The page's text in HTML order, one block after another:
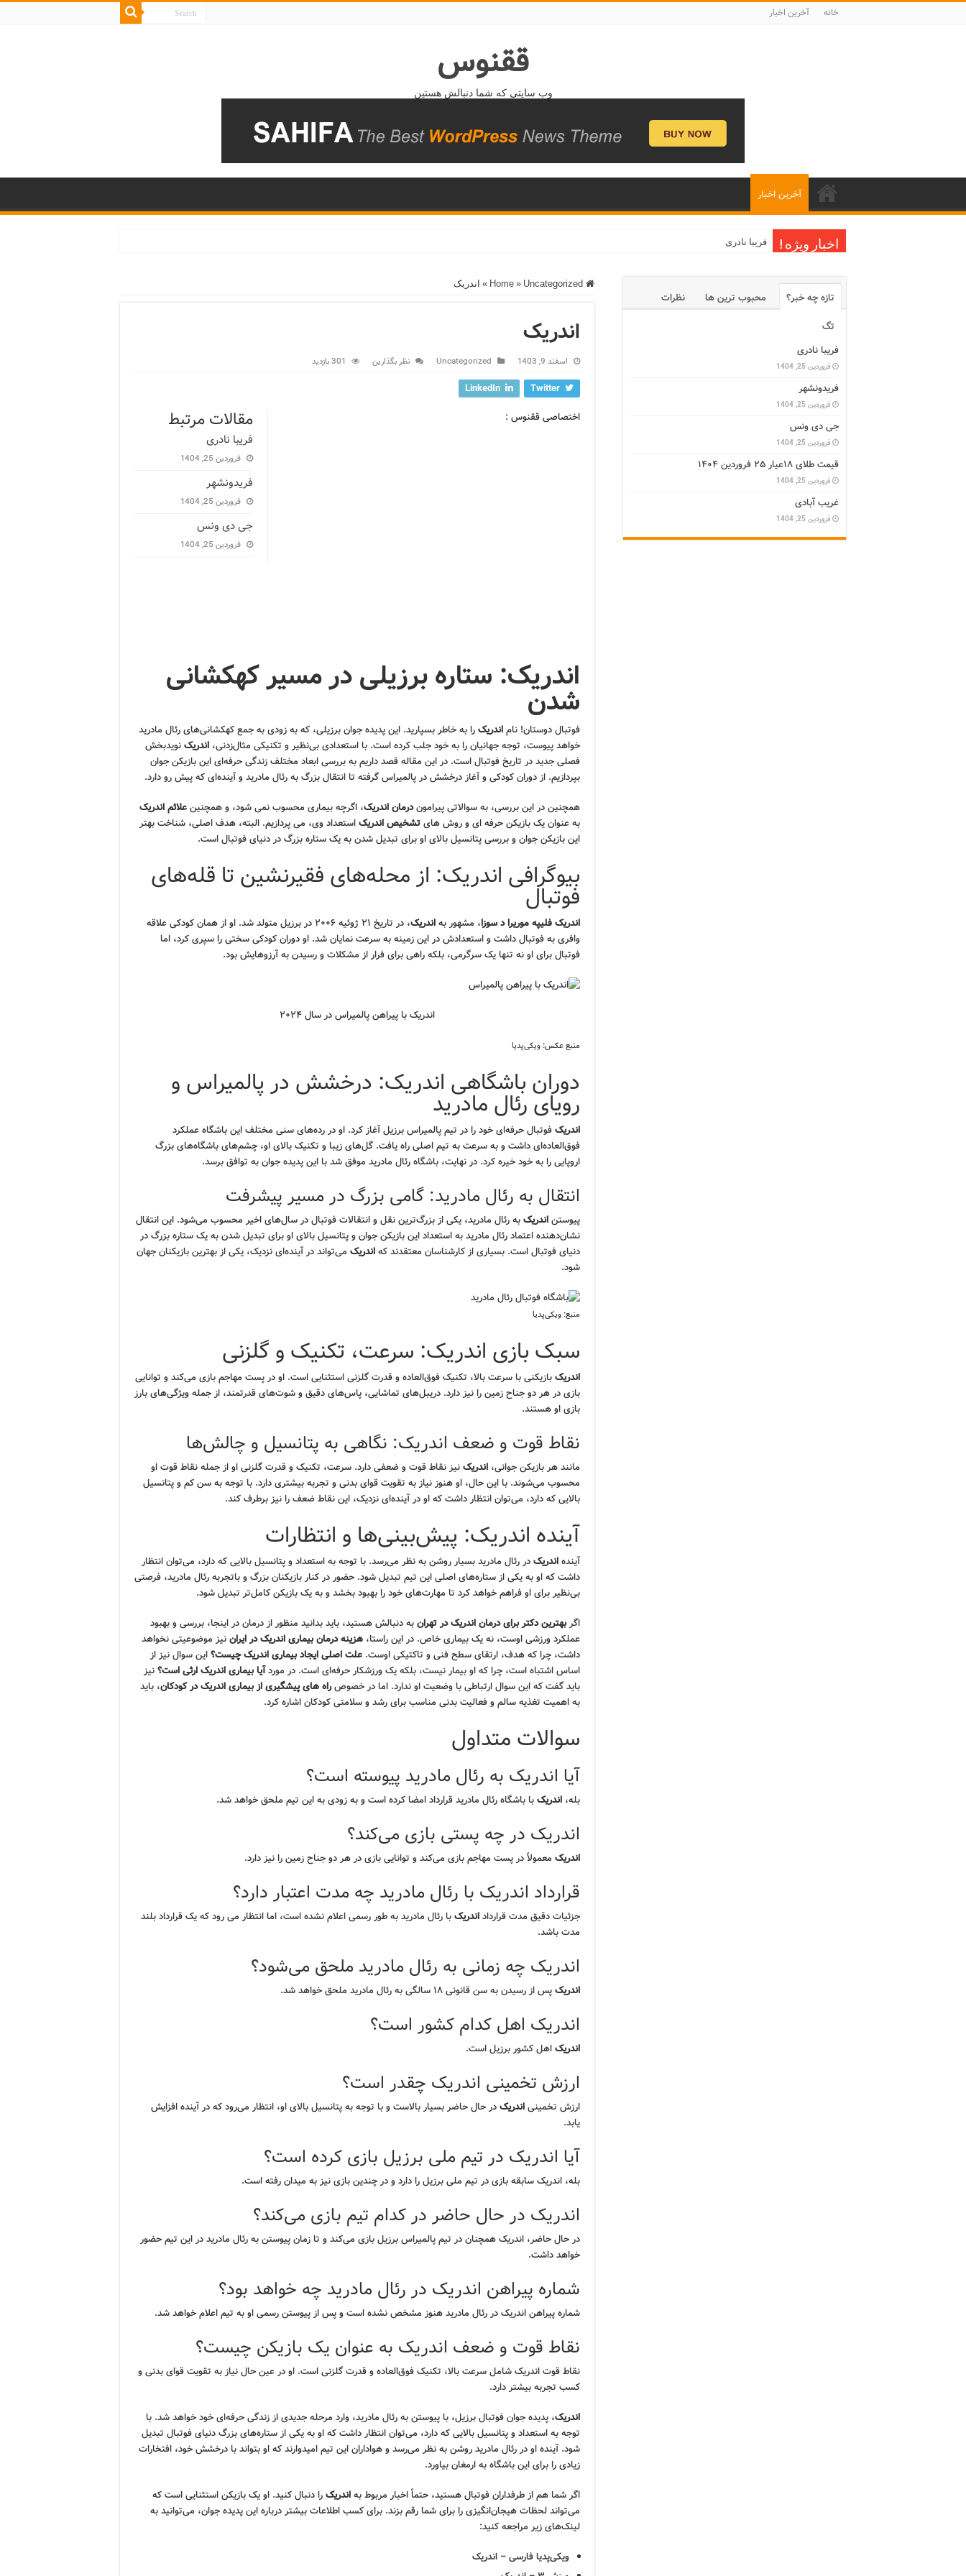
خانه آخرین اخبار
ققنوس
وب سایتی که شما دنبالش هستین
آخرین اخبار
اخبار ویژه ! فریبا نادری
» Uncategorized
» اندریک
اندریک
اسفند 9, 1403 Uncategorized نظر بگذارین 301 بازدید
Twitter
LinkedIn
مقالات مرتبط
فریبا نادری
فروردین 25, 1404
فریدونشهر
فروردین 25, 1404
جی دی ونس
فروردین 25, 1404
اختصاصی ققنوس :
اندریک: ستاره برزیلی در مسیر کهکشانی
شدن
فوتبال دوستان! ناماندریکرا به خاطر بسپارید. این پدیده جوان برزیلی، که به زودی به جمع کهکشانی‌های رئال مادرید
خواهد پیوست، توجه جهانیان را به خود جلب کرده است. با استعدادی بی‌نظیر و تکنیکی مثال‌زدنی، اندریکنویدبخش
فصلی جدید در تاریخ فوتبال است. در این مقاله قصد داریم به بررسی ابعاد مختلف زندگی حرفه‌ای این بازیکن جوان
بپردازیم. از دوران کودکی و آغاز درخشش در پالمیراس گرفته تا انتقال بزرگ به رئال مادرید و آینده‌ای که پیش رو دارد.
همچنین در این بررسی، به سوالاتی پیراموندرمان اندریک، اگرچه بیماری محسوب نمی شود، و همچنینعلائم اندریک
به عنوان یک بازیکن حرفه ای و روش هایتشخیص اندریکاستعداد وی، می پردازیم. البته، هدف اصلی، شناخت بهتر
این بازیکن جوان و بررسی پتانسیل بالای او برای تبدیل شدن به یک ستاره بزرگ در دنیای فوتبال است.
بیوگرافی اندریک: از محله‌های فقیرنشین تا قله‌های
فوتبال
اندریک فلیپه موریرا د سوزا، مشهور بهاندریک
، در تاریخ ۲۱ ژوئیه ۲۰۰۶ در برزیل متولد شد. او از همان کودکی علاقه
وافری به فوتبال داشت و استعدادش در این زمینه به سرعت نمایان شد. او دوران کودکی سختی را سپری کرد، اما
فوتبال برای او نه تنها یک سرگرمی، بلکه راهی برای فرار از مشکلات و رسیدن به آرزوهایش بود.
اندریک با پیراهن پالمیراس در سال ۲۰۲۴
منبع عکس: ویکی‌پدیا
دوران باشگاهی اندریک: درخشش در پالمیراس و
رویای رئال مادرید
اندریکفوتبال حرفه‌ای خود را در تیم پالمیراس برزیل آغاز کرد. او در رده‌های سنی مختلف این باشگاه عملکرد
فوق‌العاده‌ای داشت و به سرعت به تیم اصلی راه یافت. گل‌های زیبا و تکنیک بالای او، چشم‌های باشگاه‌های بزرگ
اروپایی را به خود خیره کرد. در نهایت، باشگاه رئال مادرید موفق شد با این پدیده جوان به توافق برسد.
انتقال به رئال مادرید: گامی بزرگ در مسیر پیشرفت
پیوستناندریکبه رئال مادرید، یکی از بزرگ‌ترین نقل و انتقالات فوتبال در سال‌های اخیر محسوب می‌شود. این انتقال
نشان‌دهنده اعتماد رئال مادرید به استعداد این بازیکن جوان و پتانسیل بالای او برای تبدیل شدن به یک ستاره بزرگ در
دنیای فوتبال است. بسیاری از کارشناسان معتقدند کهاندریک می‌تواند در آینده‌ای نزدیک، یکی از بهترین بازیکنان جهان
شود.
منبع: ویکی‌پدیا
سبک بازی اندریک: سرعت، تکنیک و گلزنی
اندریکبازیکنی با سرعت بالا، تکنیک فوق‌العاده و قدرت گلزنی استثنایی است. او در پست مهاجم بازی می‌کند و توانایی
بازی در هر دو جناح زمین را نیز دارد. دریبل‌های تماشایی، پاس‌های دقیق و شوت‌های قدرتمند، از جمله ویژگی‌های بارز
بازی او هستند.
نقاط قوت و ضعف اندریک: نگاهی به پتانسیل و چالش‌ها
مانند هر بازیکن جوانی، اندریکنیز نقاط قوت و ضعفی دارد. سرعت، تکنیک و قدرت گلزنی او از جمله نقاط قوت او
محسوب می‌شوند. با این حال، او هنوز نیاز به تقویت قوای بدنی و تجربه بیشتری دارد. با توجه به سن کم و پتانسیل
بالایی که دارد، می‌توان انتظار داشت که او در آینده‌ای نزدیک، این نقاط ضعف را نیز برطرف کند.
آینده اندریک: پیش‌بینی‌ها و انتظارات
آیندهاندریکدر رئال مادرید بسیار روشن به نظر می‌رسد. با توجه به استعداد و پتانسیل بالایی که دارد، می‌توان انتظار
داشت که او به یکی از ستاره‌های اصلی این تیم تبدیل شود. حضور در کنار بازیکنان بزرگ و باتجربه رئال مادرید، فرصتی
بی‌نظیر برای او فراهم خواهد کرد تا مهارت‌های خود را بهبود بخشد و به یک بازیکن کامل‌تر تبدیل شود.
اگربهترین دکتر برای درمان اندریک در تهرانبه دنبالش هستید، باید بدانید منظور از درمان در اینجا، بررسی و بهبود
عملکرد ورزشی اوست، نه یک بیماری خاص. در این راستا، هزینه درمان بیماری اندریک در ایراننیز موضوعیتی نخواهد
داشت، چرا که هدف، ارتقای سطح فنی و تاکتیکی اوست. علت اصلی ایجاد بیماری اندریک چیست؟این سوال نیز از
اساس اشتباه است، چرا که او بیمار نیست، بلکه یک ورزشکار حرفه‌ای است. در موردآیا بیماری اندریک ارثی است؟نیز
باید گفت که این سوال ارتباطی با وضعیت او ندارد. اما در خصوصراه های پیشگیری از بیماری اندریک در کودکان، باید
به اهمیت تغذیه سالم و فعالیت بدنی مناسب برای رشد و سلامتی کودکان اشاره کرد.
سوالات متداول
آیا اندریک به رئال مادرید پیوسته است؟
بله، اندریکبا باشگاه رئال مادرید قرارداد امضا کرده است و به زودی به این تیم ملحق خواهد شد.
اندریک در چه پستی بازی می‌کند؟
اندریک معمولاً در پست مهاجم بازی می‌کند و توانایی بازی در هر دو جناح زمین را نیز دارد.
قرارداد اندریک با رئال مادرید چه مدت اعتبار دارد؟
جزئیات دقیق مدت قرارداداندریکبا رئال مادرید به طور رسمی اعلام نشده است، اما انتظار می رود که یک قرارداد بلند
مدت باشد.
اندریک چه زمانی به رئال مادرید ملحق می‌شود؟
اندریکپس از رسیدن به سن قانونی ۱۸ سالگی به رئال مادرید ملحق خواهد شد.
اندریک اهل کدام کشور است؟
اندریکاهل کشور برزیل است.
ارزش تخمینی اندریک چقدر است؟
ارزش تخمینیاندریکدر حال حاضر بسیار بالاست و با توجه به پتانسیل بالای او، انتظار می‌رود که در آینده افزایش
یابد.
آیا اندریک در تیم ملی برزیل بازی کرده است؟
بله، اندریک سابقه بازی در تیم ملی برزیل را دارد و در چندین بازی نیز به میدان رفته است.
اندریک در حال حاضر در کدام تیم بازی می‌کند؟
در حال حاضر، اندریک همچنان در تیم پالمیراس برزیل بازی می‌کند و تا زمان پیوستن به رئال مادرید در این تیم حضور
خواهد داشت.
شماره پیراهن اندریک در رئال مادرید چه خواهد بود؟
شماره پیراهن اندریک در رئال مادرید هنوز مشخص نشده است و پس از پیوستن رسمی او به تیم اعلام خواهد شد.
نقاط قوت و ضعف اندریک به عنوان یک بازیکن چیست؟
نقاط قوت اندریک شامل سرعت بالا، تکنیک فوق‌العاده و قدرت گلزنی است. او در عین حال نیاز به تقویت قوای بدنی و
کسب تجربه بیشتر دارد.
اندریک، پدیده جوان فوتبال برزیل، با پیوستن به رئال مادرید، وارد مرحله جدیدی از زندگی حرفه‌ای خود خواهد شد. با
توجه به استعداد و پتانسیل بالایی که دارد، می‌توان انتظار داشت که او به یکی از ستاره‌های بزرگ دنیای فوتبال تبدیل
شود. آینده او در رئال مادرید روشن به نظر می‌رسد و هواداران این تیم امیدوارند که او بتواند با درخشش خود، افتخارات
زیادی را برای این باشگاه به ارمغان بیاورد.
اگر شما هم از طرفداران فوتبال هستید، حتماً اخبار مربوط بهاندریکرا دنبال کنید. او یک بازیکن استثنایی است که
می‌تواند لحظات هیجان‌انگیزی را برای شما رقم بزند. برای کسب اطلاعات بیشتر درباره این پدیده جوان، می‌توانید به
لینک‌های زیر مراجعه کنید:
ویکی‌پدیا فارسی – اندریک
تازه چه خبر؟ محبوب ترین ها
نظرات
تگ
فریبا نادری
فروردین 25, 1404
فریدونشهر
فروردین 25, 1404
جی دی ونس
فروردین 25, 1404
قیمت طلای ۱۸عیار ۲۵ فروردین ۱۴۰۴
فروردین 25, 1404
غریب آبادی
فروردین 25, 1404